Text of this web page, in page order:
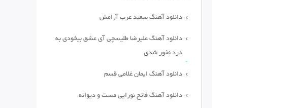
دانلود آهنگ سعید عرب آرامش
دانلود آهنگ علیرضا طلیسچی آی عشق بیخودی به
درد نخور شدی
دانلود آهنگ ایمان غلامی قسم
دانلود آهنگ فاتح نورایی مست و دیوانه